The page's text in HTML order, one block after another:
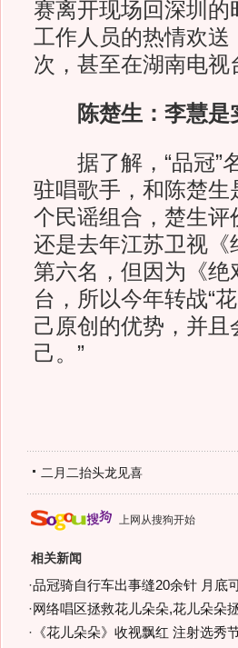
赛离开现场回深圳
工作人员的热情欢送
次，甚至在湖南电
陈楚生：李慧
据了解，“品冠”
驻唱歌手，和陈楚
个民谣组合，楚生评
还是去年江苏卫视
第六名，但因为《
台，所以今年转战“
己原创的优势，并
己。”
二月二抬头龙见喜
上网从搜狗开始
相关新闻
·品冠骑自行车出事缝20余针 月底
·网络唱区拯救花儿朵朵,花儿朵朵
· 《花儿朵朵》收视飘红 注射选秀